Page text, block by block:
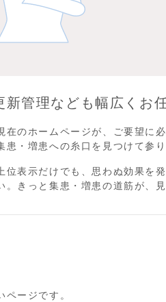
管理なども幅広くお
のホームページが、ご要望に
・増患への糸口を見つけて参り
表示だけでも、思わぬ効果を
きっと集患・増患の道筋が、
ージです。